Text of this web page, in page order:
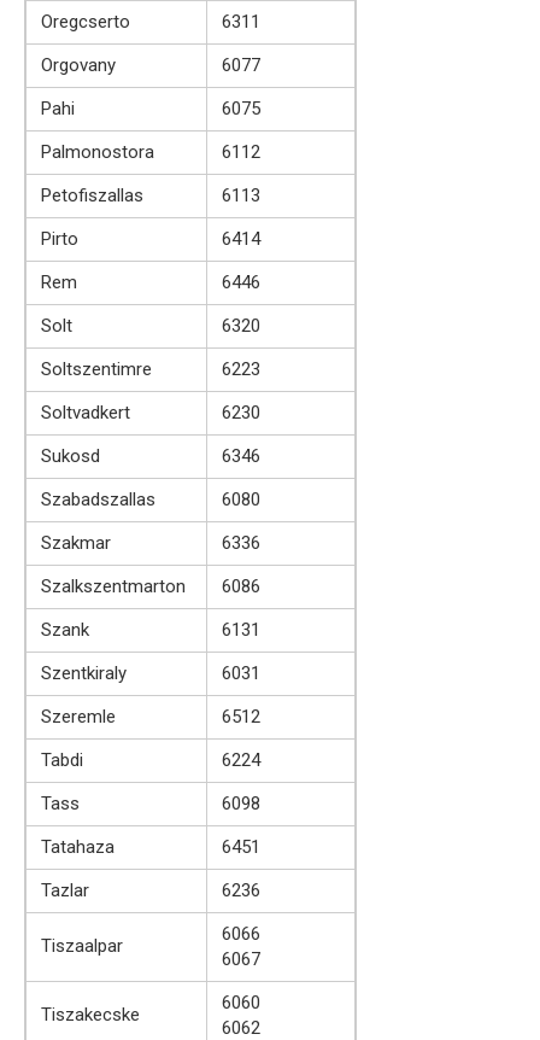
Oregcserto
6311
Orgovany
6077
Pahi
6075
Palmonostora
6112
Petofiszallas
6113
Pirto
6414
Rem
6446
Solt
6320
Soltszentimre
6223
Soltvadkert
6230
Sukosd
6346
Szabadszallas
6080
Szakmar
6336
Szalkszentmarton
6086
Szank
6131
Szentkiraly
6031
Szeremle
6512
Tabdi
6224
Tass
6098
Tatahaza
6451
Tazlar
6236
Tiszaalpar
6066
6067
Tiszakecske
6060
6062